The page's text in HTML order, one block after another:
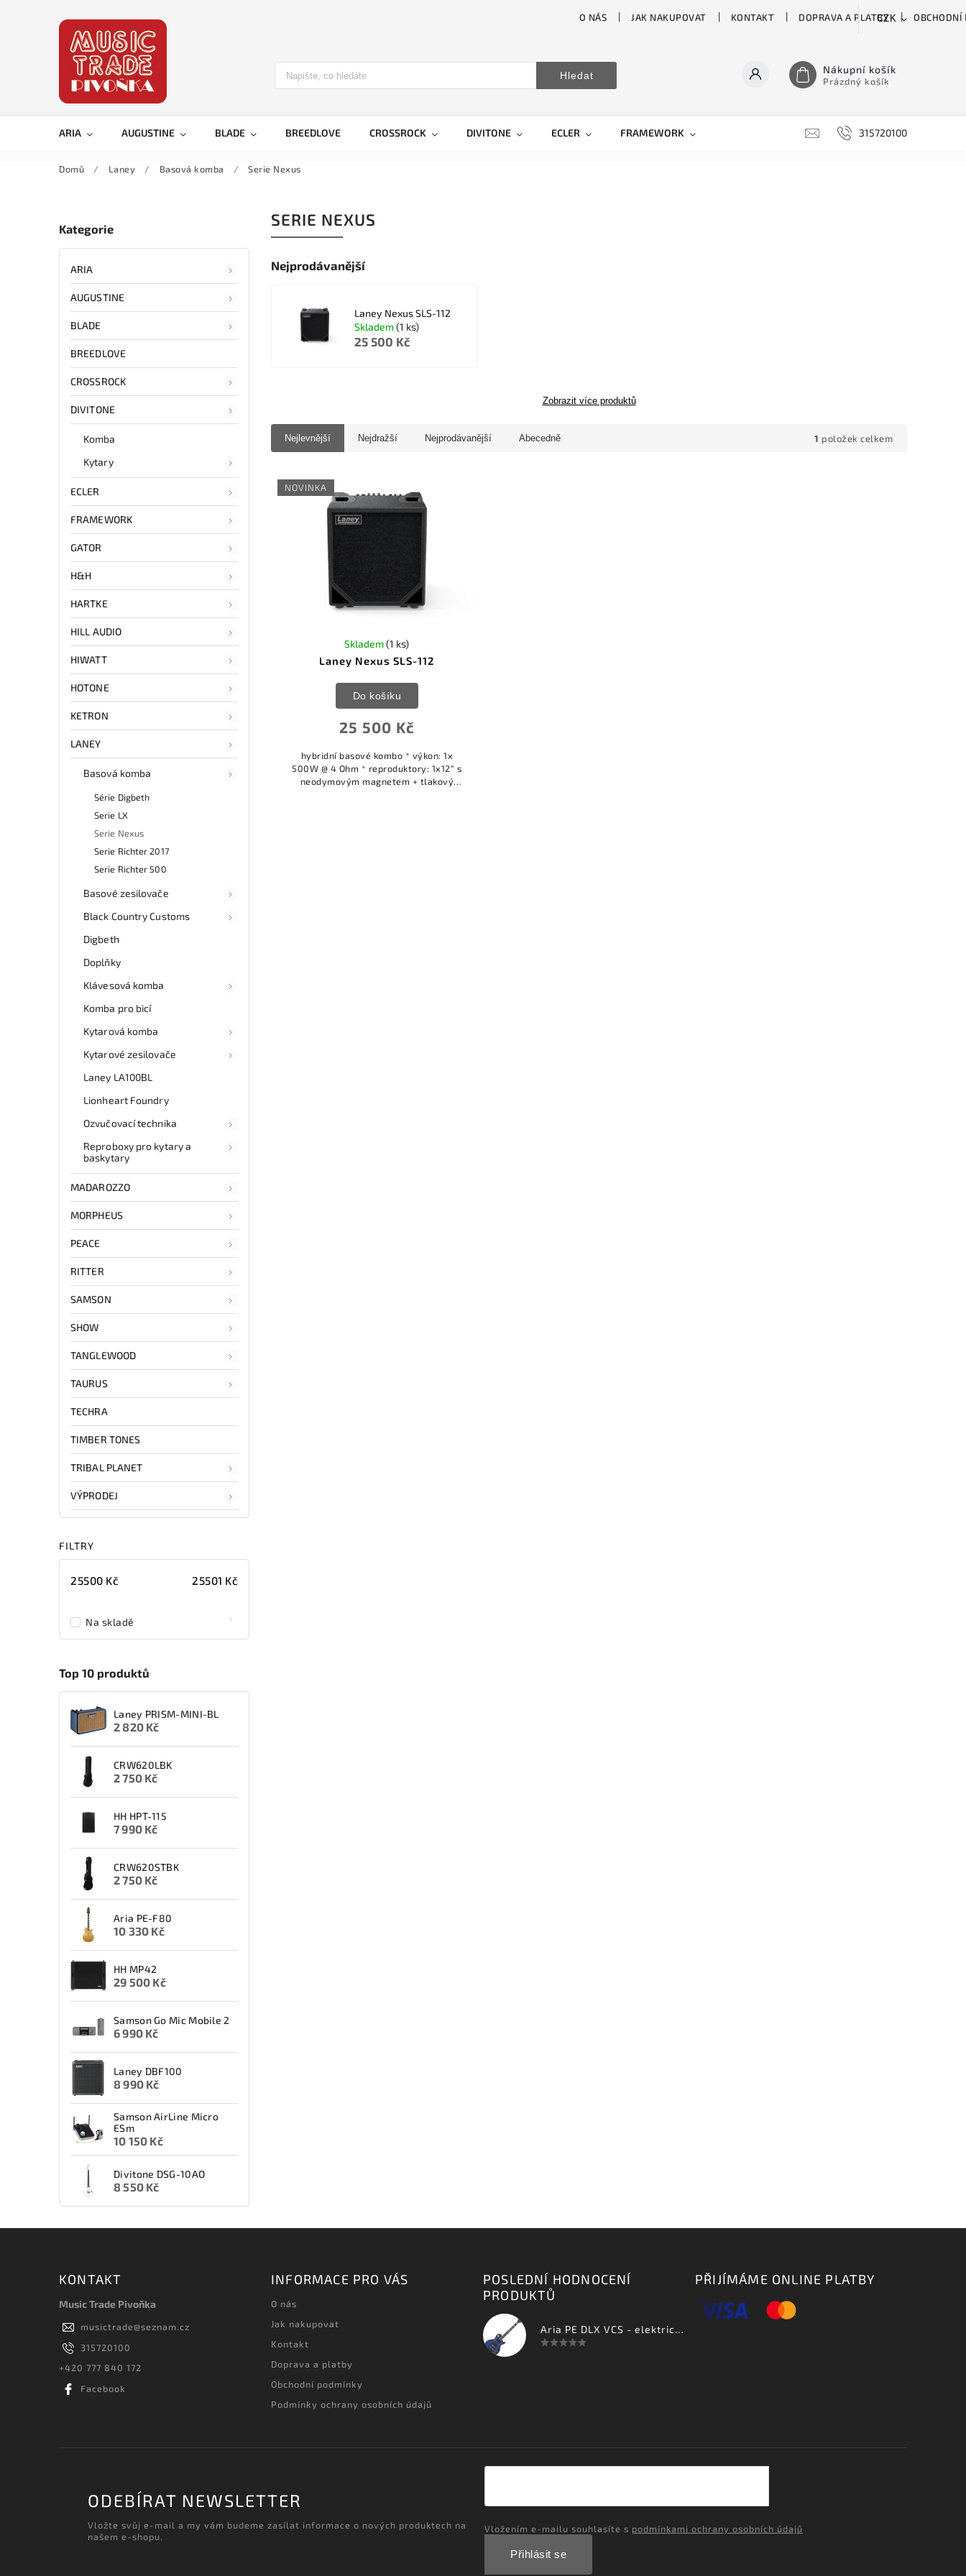
O NÁS JAK NAKUPOVAT KONTAKT DOPRAVA A PLATBY OBCHODNÍ
CZK
Hledat Nákupní košík
Prázdný košík
ARIA AUGUSTINE BLADE BREEDLOVE CROSSROCK DIVITONE ECLER FRAMEWORK H&H HARTKE
315720100
Domů / Laney / Basová komba / Serie Nexus
Kategorie
ARIA
AUGUSTINE
BLADE
BREEDLOVE
CROSSROCK
DIVITONE
Komba
Kytary
ECLER
FRAMEWORK
GATOR
H&H
HARTKE
HILL AUDIO
HIWATT
HOTONE
KETRON
LANEY
Basová komba
Série Digbeth
Serie LX
Serie Nexus
Serie Richter 2017
Serie Richter 500
Basové zesilovače
Black Country Customs
Digbeth
Doplňky
Klávesová komba
Komba pro bicí
Kytarová komba
Kytarové zesilovače
Laney LA100BL
Lionheart Foundry
Ozvučovací technika
Reproboxy pro kytary a
baskytary
MADAROZZO
MORPHEUS
PEACE
RITTER
SAMSON
SHOW
TANGLEWOOD
TAURUS
TECHRA
TIMBER TONES
TRIBAL PLANET
VÝPRODEJ
FILTRY
25500 Kč 25501 Kč
Na skladě 1
Top 10 produktů
Laney PRISM-MINI-BL
2 820 Kč
CRW620LBK
2 750 Kč
HH HPT-115
7 990 Kč
CRW620STBK
2 750 Kč
Aria PE-F80
10 330 Kč
HH MP42
29 500 Kč
Samson Go Mic Mobile 2
6 990 Kč
Laney DBF100
8 990 Kč
Samson AirLine Micro
ESm
10 150 Kč
Divitone DSG-10AO
8 550 Kč
SERIE NEXUS
Nejprodávanější
Laney Nexus SLS-112
Skladem(1 ks)
25 500 Kč
Zobrazit více produktů
Nejlevnější Nejdražší Nejprodávanější Abecedně 1 položek celkem
NOVINKA
Laney Nexus SLS-112
Skladem(1 ks)
25 500 Kč
Do košíku
hybridní basové kombo * výkon: 1x
500W @ 4 Ohm * reproduktory: 1x12“ s
neodymovým magnetem + tlakový
KONTAKT
Music Trade Pivoňka
musictrade@seznam.cz
315720100
+420 777 840 172
Facebook
INFORMACE PRO VÁS
O nás
Jak nakupovat
Kontakt
Doprava a platby
Obchodní podmínky
Podmínky ochrany osobních údajů
POSLEDNÍ HODNOCENÍ
PRODUKTŮ
Aria PE DLX VCS - elektrická kytara-zboží bylo vystaveno na prodejně
PŘIJÍMÁME ONLINE PLATBY
ODEBÍRAT NEWSLETTER
Vložte svůj e-mail a my vám budeme zasílat informace o nových produktech na
našem e-shopu.
Vložením e-mailu souhlasíte s podmínkami ochrany osobních údajů
Přihlásit se